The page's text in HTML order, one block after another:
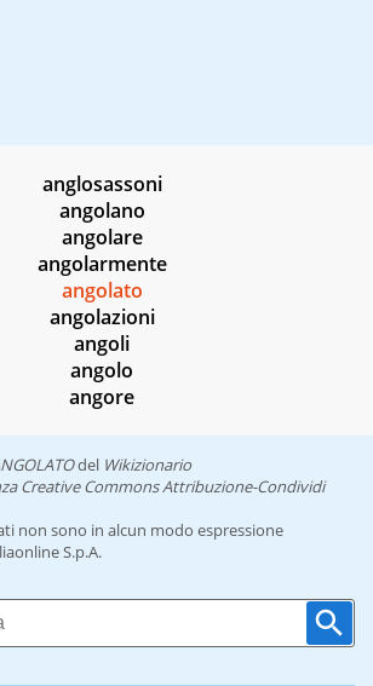
anglosassoni
angolano
angolare
angolarmente
angolato
angolazioni
angoli
angolo
angore
del Wikizionario
Creative Commons Attribuzione-Condividi
non sono in alcun modo espressione
S.p.A.